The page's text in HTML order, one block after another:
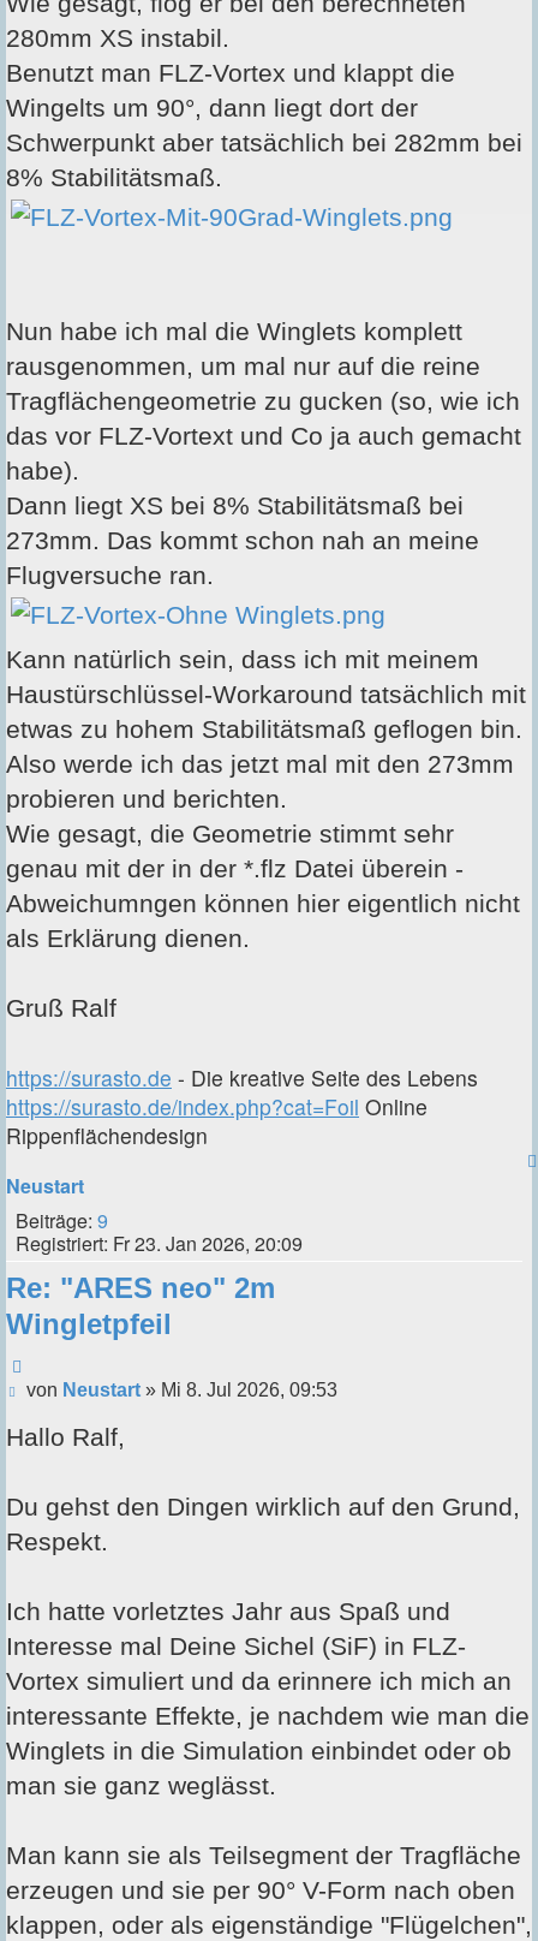
280mm XS instabil.
Benutzt man FLZ-Vortex und klappt die
Wingelts um 90°, dann liegt dort der
Schwerpunkt aber tatsächlich bei 282mm bei
8% Stabilitätsmaß.
Nun habe ich mal die Winglets komplett
rausgenommen, um mal nur auf die reine
Tragflächengeometrie zu gucken (so, wie ich
das vor FLZ-Vortext und Co ja auch gemacht
habe).
Dann liegt XS bei 8% Stabilitätsmaß bei
273mm. Das kommt schon nah an meine
Flugversuche ran.
Kann natürlich sein, dass ich mit meinem
Haustürschlüssel-Workaround tatsächlich mit
etwas zu hohem Stabilitätsmaß geflogen bin.
Also werde ich das jetzt mal mit den 273mm
probieren und berichten.
Wie gesagt, die Geometrie stimmt sehr
genau mit der in der *.flz Datei überein -
Abweichumngen können hier eigentlich nicht
als Erklärung dienen.
Gruß Ralf
https://surasto.de - Die kreative Seite des Lebens
https://surasto.de/index.php?cat=Foil Online
Rippenflächendesign
Neustart
Beiträge: 9
Registriert: Fr 23. Jan 2026, 20:09
Re: "ARES neo" 2m
Wingletpfeil
Beitrag
von Neustart» Mi 8. Jul 2026, 09:53
Hallo Ralf,
Du gehst den Dingen wirklich auf den Grund,
Respekt.
Ich hatte vorletztes Jahr aus Spaß und
Interesse mal Deine Sichel (SiF) in FLZ-
Vortex simuliert und da erinnere ich mich an
interessante Effekte, je nachdem wie man die
Winglets in die Simulation einbindet oder ob
man sie ganz weglässt.
Man kann sie als Teilsegment der Tragfläche
erzeugen und sie per 90° V-Form nach oben
klappen, oder als eigenständige "Flügelchen",